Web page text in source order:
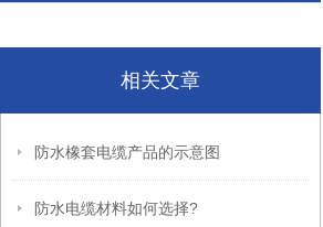
相关文章
防水橡套电缆产品的示意图
防水电缆材料如何选择?